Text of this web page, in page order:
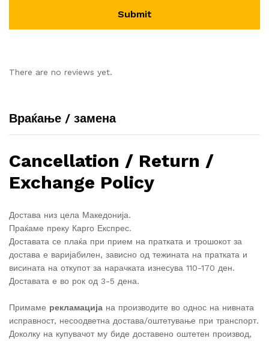
There are no reviews yet.
Враќање / замена
Cancellation / Return /
Exchange Policy
Достава низ цела Македонија.
Праќаме преку Карго Експрес.
Доставата се плаќа при прием на пратката и трошокот за
достава е варијабилен, зависно од тежината на пратката и
висината на откупот за нарачката изнесува 110-170 ден.
Доставата е во рок од 3-5 дена.
Примаме рекламација на производите во однос на нивната
исправност, несоодветна достава/оштетување при транспорт.
Доколку на купувачот му биде доставено оштетен производ,